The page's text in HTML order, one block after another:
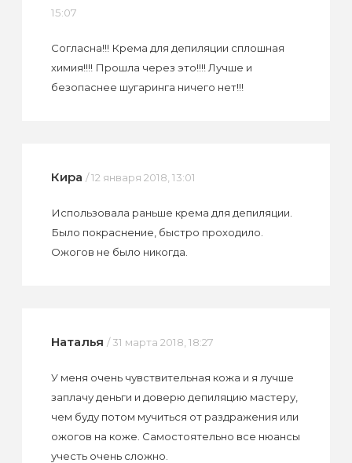
15:07
Согласна!!! Крема для депиляции сплошная
химия!!!! Прошла через это!!!! Лучше и
безопаснее шугаринга ничего нет!!!
Кира / 12 января 2018, 13:01
Использовала раньше крема для депиляции.
Было покраснение, быстро проходило.
Ожогов не было никогда.
Наталья / 31 марта 2018, 18:27
У меня очень чувствительная кожа и я лучше
заплачу деньги и доверю депиляцию мастеру,
чем буду потом мучиться от раздражения или
ожогов на коже. Самостоятельно все нюансы
учесть очень сложно.